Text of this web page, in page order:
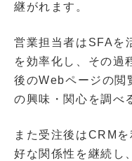
継がれます。
営業担当者はSFAを
を効率化し、その過
後のWebページの閲
の興味・関心を調べ
また受注後はCRM
好な関係性を継続し